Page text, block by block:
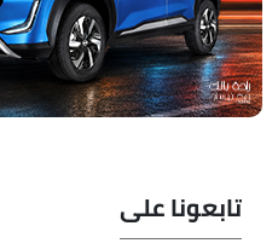
تابعونا على